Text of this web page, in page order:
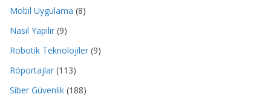
Mobil Uygulama (8)
Nasıl Yapılır (9)
Robotik Teknolojiler (9)
Röportajlar (113)
Siber Güvenlik (188)